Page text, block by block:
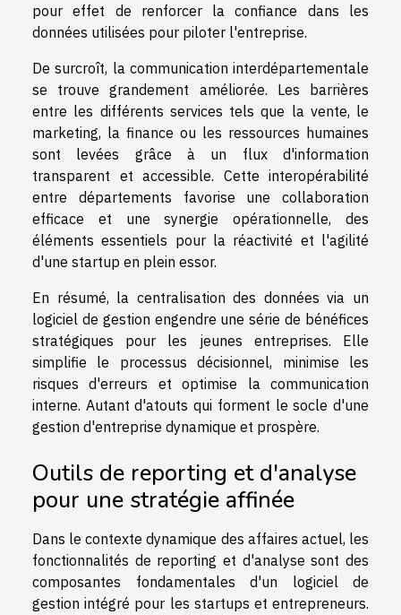
pour effet de renforcer la confiance dans les
données utilisées pour piloter l'entreprise.
De surcroît, la communication interdépartementale
se trouve grandement améliorée. Les barrières
entre les différents services tels que la vente, le
marketing, la finance ou les ressources humaines
sont levées grâce à un flux d'information
transparent et accessible. Cette interopérabilité
entre départements favorise une collaboration
efficace et une synergie opérationnelle, des
éléments essentiels pour la réactivité et l'agilité
d'une startup en plein essor.
En résumé, la centralisation des données via un
logiciel de gestion engendre une série de bénéfices
stratégiques pour les jeunes entreprises. Elle
simplifie le processus décisionnel, minimise les
risques d'erreurs et optimise la communication
interne. Autant d'atouts qui forment le socle d'une
gestion d'entreprise dynamique et prospère.
Outils de reporting et d'analyse
pour une stratégie affinée
Dans le contexte dynamique des affaires actuel, les
fonctionnalités de reporting et d'analyse sont des
composantes fondamentales d'un logiciel de
gestion intégré pour les startups et entrepreneurs.